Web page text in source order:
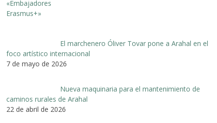
El marchenero Óliver Tovar pone a Arahal en el
foco artístico internacional
7 de mayo de 2026
Nueva maquinaria para el mantenimiento de
caminos rurales de Arahal
22 de abril de 2026